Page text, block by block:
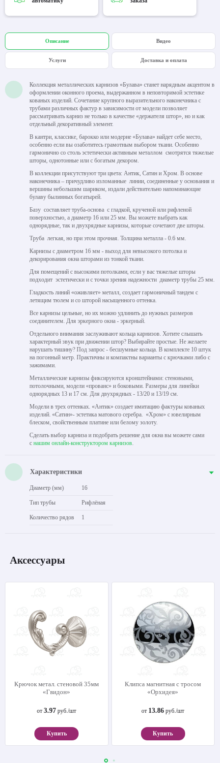
Описание Видео
Услуги Доставка и оплата
Коллекция металлических карнизов «Булава» станет нарядным акцентом в
оформлении оконного проема, выдержанном в неповторимой эстетике
кованых изделий. Сочетание крупного выразительного наконечника с
трубами различных фактур в зависимости от модели позволяет
рассматривать карниз не только в качестве «держателя штор», но и как
отдельный декоративный элемент.
В кантри, классике, барокко или модерне «Булава» найдет себе место,
особенно если вы озаботитесь грамотным выбором ткани. Особенно
гармонично со столь эстетически активным металлом смотрятся тяжелые
шторы, однотонные или с богатым декором.
В коллекции присутствуют три цвета: Антик, Сатин и Хром. В основе
наконечника – причудливо изломанные линии, соединенные у основания и
вершины небольшим шариком, издали действительно напоминающие
булаву былинных богатырей.
Базу составляет труба-основа с гладкой, крученой или рифленой
поверхностью, а диаметр 16 или 25 мм. Вы можете выбрать как
однорядные, так и двухрядные карнизы, которые сочетают две шторы.
Труба легкая, но при этом прочная. Толщина металла - 0.6 мм.
Карнизы с диаметром 16 мм - выход для невысокого потолка и
декорирования окна шторами из тонкой ткани.
Для помещений с высокими потолками, если у вас тяжелые шторы
подходит эстетически и с точки зрения надежности диаметр трубы 25 мм.
Гладкость линий «оживляет» металл, создает гармоничный тандем с
летящим тюлем и со шторой насыщенного оттенка.
Все карнизы цельные, но их можно удлинить до нужных размеров
соединителем. Для эркерного окна - эркерный.
Отдельного внимания заслуживают кольца карнизов. Хотите слышать
характерный звук при движении штор? Выбирайте простые. Не желаете
нарушать тишину? Под запрос - бесшумные кольца. В комплекте 10 штук
на погонный метр. Практичны и компактны варианты с крючками либо с
зажимами.
Металлические карнизы фиксируются кронштейнами: стеновыми,
потолочными, модели «прованс» и боковыми. Размеры для линейки
однорядных 13 и 17 см. Для двухрядных - 13/20 и 13/19 см.
Модели в трех оттенках. «Антик» создает имитацию фактуры кованых
изделий. «Сатин»- эстетика матового серебра. «Хром» с ювелирным
блеском, свойственным платине или белому золоту.
Сделать выбор карниза и подобрать решение для окна вы можете сами
с нашим онлайн-конструктором карнизов.
Характеристики
Диаметр (мм) 16
Тип трубы Рифлёная
Количество рядов 1
Аксессуары
Крючок метал. стеновой 35мм
«Гвидон»
от3.97 руб./шт
Купить
Клипса магнитная с тросом
«Орхидея»
от 13.86 руб./шт
Купить